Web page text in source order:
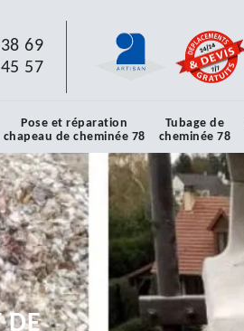
69
57
Pose et réparation
chapeau de cheminée 78
Tubage de
cheminée 78
DE